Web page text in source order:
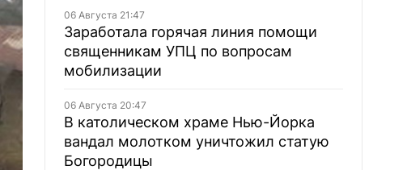
06 Августа 21:47
Заработала горячая линия помощи
священникам УПЦ по вопросам
мобилизации
06 Августа 20:47
В католическом храме Нью-Йорка
вандал молотком уничтожил статую
Богородицы